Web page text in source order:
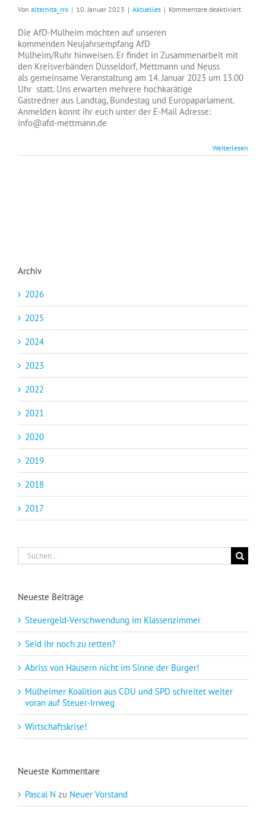
Von alternita_rro | 10. Januar 2023 | Aktuelles | Kommentare deaktiviertfür
Die AfD-Mülheim möchten auf unseren
kommenden Neujahrsempfang AfD
Mülheim/Ruhr hinweisen. Er findet in Zusammenarbeit mit
den Kreisverbänden Düsseldorf, Mettmann und Neuss
als gemeinsame Veranstaltung am 14. Januar 2023 um 13.00
Uhr statt. Uns erwarten mehrere hochkarätige
Gastredner aus Landtag, Bundestag und Europaparlament.
Anmelden könnt ihr euch unter der E-Mail Adresse:
info@afd-mettmann.de
Weiterlesen
Archiv
2026
2025
2024
2023
2022
2021
2020
2019
2018
2017
Suche
nach:
Neueste Beiträge
Steuergeld-Verschwendung im Klassenzimmer
Seid ihr noch zu retten?
Abriss von Häusern nicht im Sinne der Bürger!
Mülheimer Koalition aus CDU und SPD schreitet weiter
voran auf Steuer-Irrweg
Wirtschaftskrise!
Neueste Kommentare
Pascal N zu Neuer Vorstand